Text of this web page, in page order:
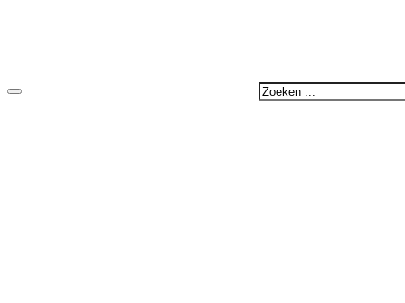
Zoeken